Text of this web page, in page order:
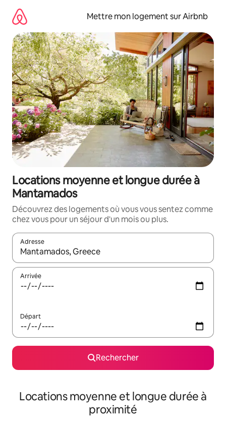
directement
contenu
Mettre mon logement sur Airbnb
Locations moyenne et longue durée à
Mantamados
Découvrez des logements où vous vous sentez comme
chez vous pour un séjour d'un mois ou plus.
Adresse
Lorsque les résultats s'affichent, utilisez les flèches vers le
Arrivée
Départ
Rechercher
Locations moyenne et longue durée à
proximité